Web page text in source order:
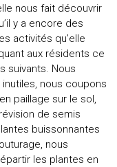
nous fait découvrir
y a encore des
activités qu’elle
aux résidents ce
suivants. Nous
nous coupons
paillage sur le sol,
de semis
buissonnantes
nous
les plantes en